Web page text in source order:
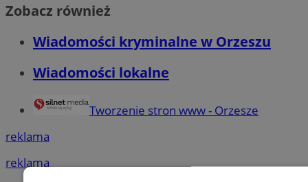
Zobacz również
Wiadomości kryminalne w Orzeszu
Wiadomości lokalne
Tworzenie stron www - Orzesze
reklama
reklama